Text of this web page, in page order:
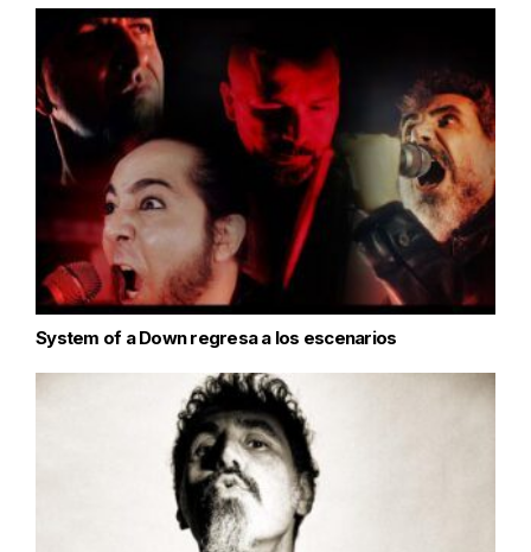
System of a Down regresa a los escenarios